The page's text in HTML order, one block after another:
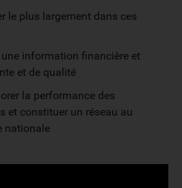
le plus largement dans ces
information financière et
et de qualité
la performance des
et constituer un réseau au
nationale